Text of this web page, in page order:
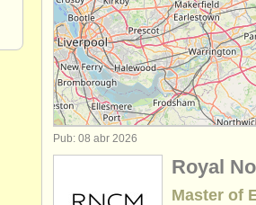
degree courses: tuba (9)
concurso de tuba (2)
tuba perdido (2)
Pub: 08 abr 2026
Royal
Master of